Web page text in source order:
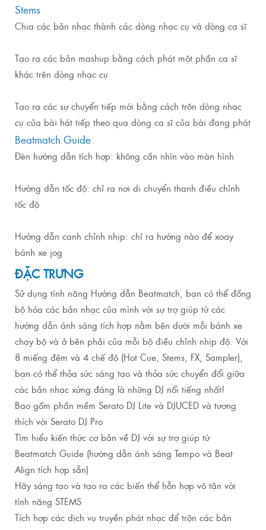
Stems
Chia các bản nhạc thành các dòng nhạc cụ và dòng ca sĩ
Tạo ra các bản mashup bằng cách phát một phần ca sĩ
khác trên dòng nhạc cụ
Tạo ra các sự chuyển tiếp mới bằng cách trộn dòng nhạc
cụ của bài hát tiếp theo qua dòng ca sĩ của bài đang phát
Beatmatch Guide
Đèn hướng dẫn tích hợp: không cần nhìn vào màn hình
Hướng dẫn tốc độ: chỉ ra nơi di chuyển thanh điều chỉnh
tốc độ
Hướng dẫn canh chỉnh nhịp: chỉ ra hướng nào để xoay
bánh xe jog
ĐẶC TRƯNG
Sử dụng tính năng Hướng dẫn Beatmatch, bạn có thể đồng
bộ hóa các bản nhạc của mình với sự trợ giúp từ các
hướng dẫn ánh sáng tích hợp nằm bên dưới mỗi bánh xe
chạy bộ và ở bên phải của mỗi bộ điều chỉnh nhịp độ. Với
8 miếng đệm và 4 chế độ (Hot Cue, Stems, FX, Sampler),
bạn có thể thỏa sức sáng tạo và thỏa sức chuyển đổi giữa
các bản nhạc xứng đáng là những DJ nổi tiếng nhất!
Bao gồm phần mềm Serato DJ Lite và DJUCED và tương
thích với Serato DJ Pro
Tìm hiểu kiến ​​thức cơ bản về DJ với sự trợ giúp từ
Beatmatch Guide (hướng dẫn ánh sáng Tempo và Beat
Align tích hợp sẵn)
Hãy sáng tạo và tạo ra các biến thể hỗn hợp vô tận với
tính năng STEMS
Tích hợp các dịch vụ truyền phát nhạc để trộn các bản